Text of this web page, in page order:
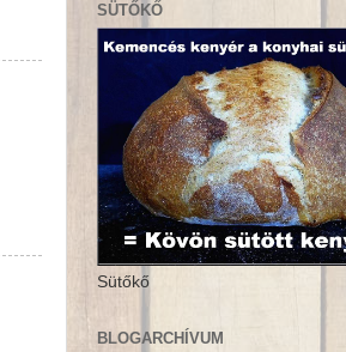
SÜTŐKŐ
Sütőkő
BLOGARCHÍVUM